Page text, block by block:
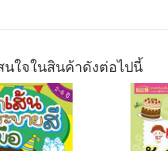
ใจในสินค้าดังต่อไปนี้